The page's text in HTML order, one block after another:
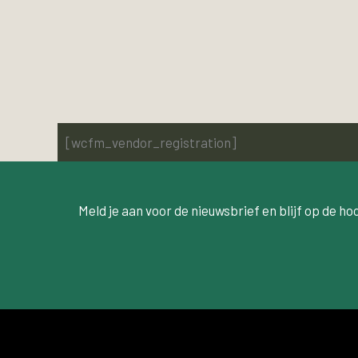
[wcfm_vendor_registration]
Meld je aan voor de nieuwsbrief en blijf op de